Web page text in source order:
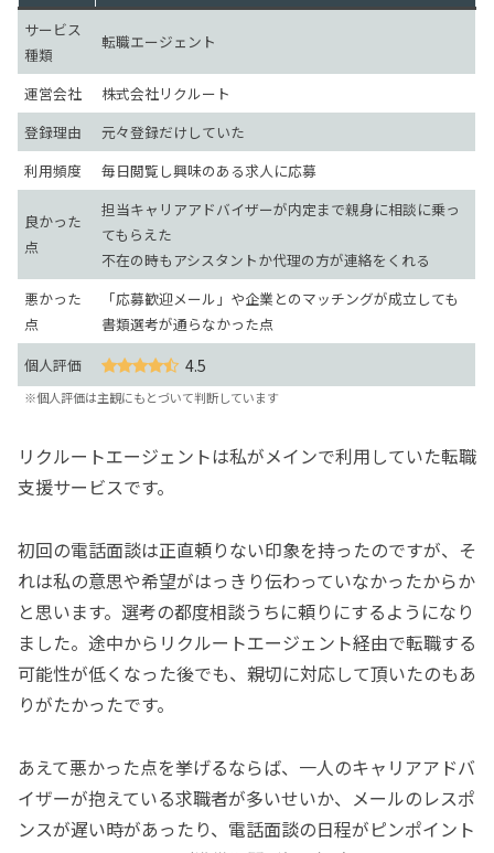
サービス
種類
転職エージェント
運営会社
株式会社リクルート
登録理由
元々登録だけしていた
利用頻度
毎日閲覧し興味のある求人に応募
良かった
点
担当キャリアアドバイザーが内定まで親身に相談に乗っ
てもらえた
不在の時もアシスタントか代理の方が連絡をくれる
悪かった
点
「応募歓迎メール」や企業とのマッチングが成立しても
書類選考が通らなかった点
個人評価
4.5
※個人評価は主観にもとづいて判断しています
リクルートエージェントは私がメインで利用していた転職
支援サービスです。
初回の電話面談は正直頼りない印象を持ったのですが、そ
れは私の意思や希望がはっきり伝わっていなかったからか
と思います。選考の都度相談うちに頼りにするようになり
ました。途中からリクルートエージェント経由で転職する
可能性が低くなった後でも、親切に対応して頂いたのもあ
りがたかったです。
あえて悪かった点を挙げるならば、一人のキャリアアドバ
イザーが抱えている求職者が多いせいか、メールのレスポ
ンスが遅い時があったり、電話面談の日程がピンポイント